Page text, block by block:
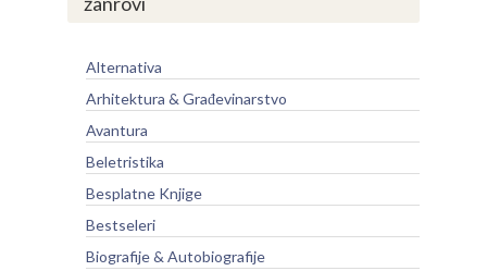
Alternativa
Arhitektura & Građevinarstvo
Avantura
Beletristika
Besplatne Knjige
Bestseleri
Biografije & Autobiografije